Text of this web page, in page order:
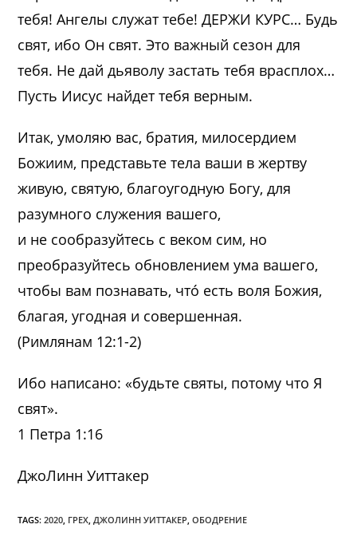
тебя! Ангелы служат тебе! ДЕРЖИ КУРС… Будь
свят, ибо Он свят. Это важный сезон для
тебя. Не дай дьяволу застать тебя врасплох…
Пусть Иисус найдет тебя верным.
Итак, умоляю вас, братия, милосердием
Божиим, представьте тела ваши в жертву
живую, святую, благоугодную Богу, для
разумного служения вашего,
и не сообразуйтесь с веком сим, но
преобразуйтесь обновлением ума вашего,
чтобы вам познавать, что́ есть воля Божия,
благая, угодная и совершенная.
(Римлянам 12:1-2)
Ибо написано: «будьте святы, потому что Я
свят».
1 Петра 1:16
ДжоЛинн Уиттакер
TAGS:2020, ГРЕХ, ДЖОЛИНН УИТТАКЕР, ОБОДРЕНИЕ